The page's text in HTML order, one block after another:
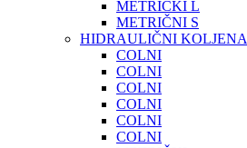
METRIČKI L
METRIČNI S
HIDRAULIČNI KOLJENA
COLNI
COLNI
COLNI
COLNI
COLNI
COLNI